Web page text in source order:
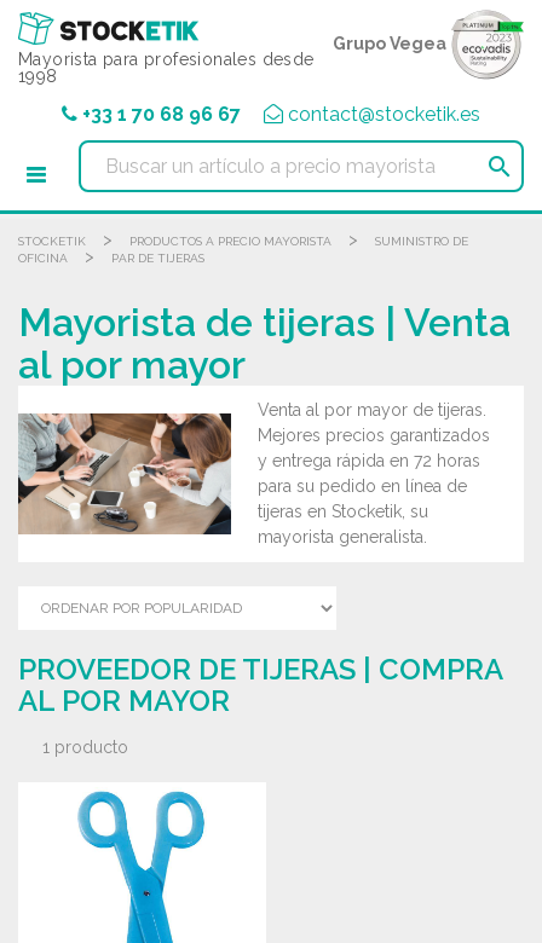
Mayorista para profesionales desde
1998
Grupo Vegea
+33 1 70 68 96 67 contact@stocketik.es

STOCKETIK > PRODUCTOS A PRECIO MAYORISTA >
SUMINISTRO DE
OFICINA
> PAR DE TIJERAS
Mayorista de tijeras | Venta
al por mayor
Venta al por mayor de tijeras.
Mejores precios garantizados
y entrega rápida en 72 horas
para su pedido en línea de
tijeras en Stocketik, su
mayorista generalista.
PROVEEDOR DE TIJERAS | COMPRA
AL POR MAYOR
1 producto
Panel de gestión de cookies